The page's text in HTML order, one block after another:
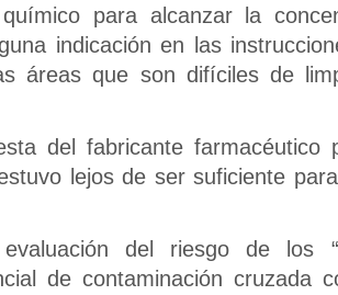
para alcanzar la
indicación en las
áreas que son difíciles de
del fabricante
lejos de ser suficiente
del riesgo de los
de contaminación cruzada